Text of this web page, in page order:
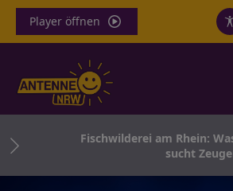
Player öffnen
Fischwilderei am Rhein:
sucht Zeugen